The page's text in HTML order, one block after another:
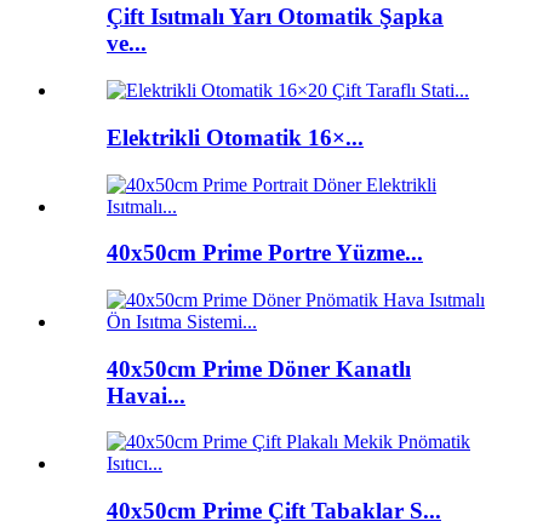
Çift Isıtmalı Yarı Otomatik Şapka
ve...
Elektrikli Otomatik 16×...
40x50cm Prime Portre Yüzme...
40x50cm Prime Döner Kanatlı
Havai...
40x50cm Prime Çift Tabaklar S...